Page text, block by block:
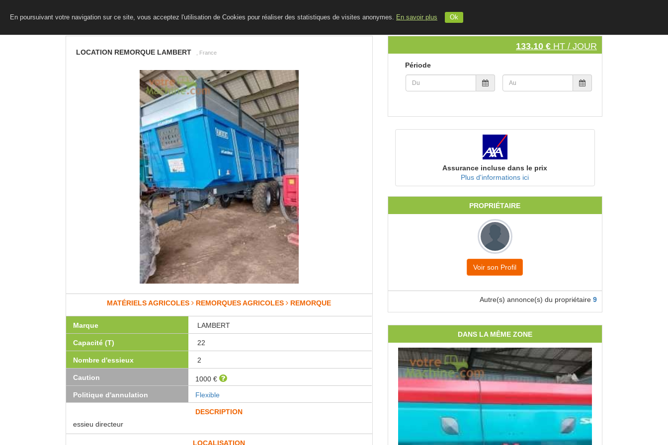
INSCRIVEZ VOTRE MATERIEL
En poursuivant votre navigation sur ce site, vous acceptez l'utilisation de Cookies pour réaliser des statistiques de visites anonymes. En savoir plus Ok
LOCATION REMORQUE LAMBERT , France
MATÉRIELS AGRICOLES REMORQUES AGRICOLES REMORQUE
Marque LAMBERT
Capacité (T) 22
Nombre d'essieux 2
Caution
1000 €
Politique d'annulation
Flexible
DESCRIPTION
essieu directeur
LOCALISATION
133.10 € HT / JOUR
Période
Assurance incluse dans le prix
Plus d'informations ici
PROPRIÉTAIRE
Voir son Profil
Autre(s) annonce(s) du propriétaire 9
DANS LA MÊME ZONE